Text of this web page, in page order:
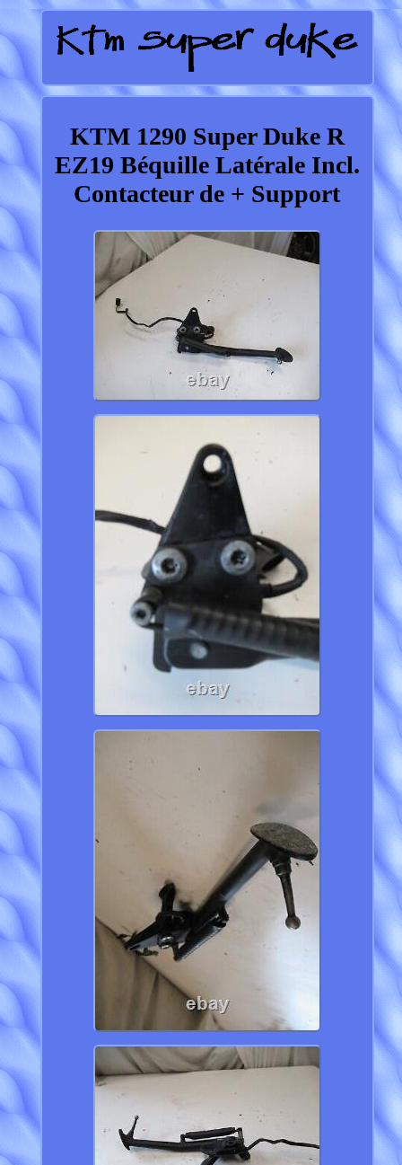
KTM 1290 Super Duke R
EZ19 Béquille Latérale Incl.
Contacteur de + Support